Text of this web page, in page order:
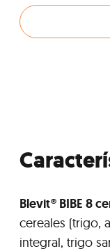
Blevit® BIBE 8
cereales (trigo,
integral, trigo